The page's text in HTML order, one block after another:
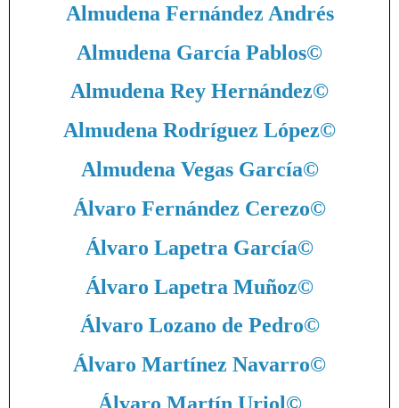
Almudena Fernández Andrés
Almudena García Pablos©
Almudena Rey Hernández©
Almudena Rodríguez López©
Almudena Vegas García©
Álvaro Fernández Cerezo©
Álvaro Lapetra García©
Álvaro Lapetra Muñoz©
Álvaro Lozano de Pedro©
Álvaro Martínez Navarro©